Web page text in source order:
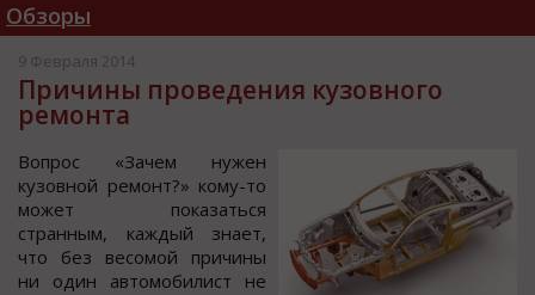
Обзоры
9 Февраля 2014
Причины проведения кузовного
ремонта
Вопрос «Зачем нужен
кузовной ремонт?» кому-то
может показаться
странным, каждый знает,
что без весомой причины
ни один автомобилист не